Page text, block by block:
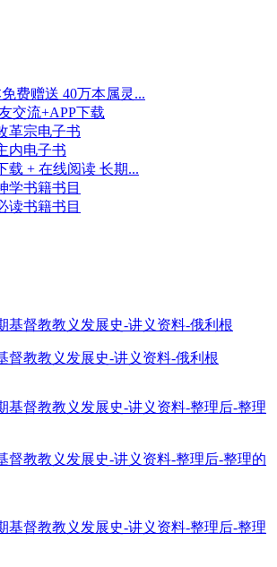
费赠送 40万本属灵...
交流+APP下载
革宗电子书
内电子书
载 + 在线阅读 长期...
学书籍书目
读书籍书目
督教教义发展史-讲义资料-俄利根
督教教义发展史-讲义资料-整理后-整理的